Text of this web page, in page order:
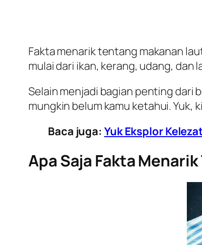
Fakta menarik tentang makanan
mulai dari ikan, kerang, udang, dan
Selain menjadi bagian penting dari
mungkin belum kamu ketahui.
Baca juga: Yuk Eksplor
Apa Saja Fakta